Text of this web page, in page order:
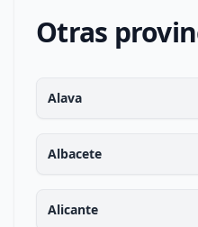
Otras
Alava
Albacete
Alicante